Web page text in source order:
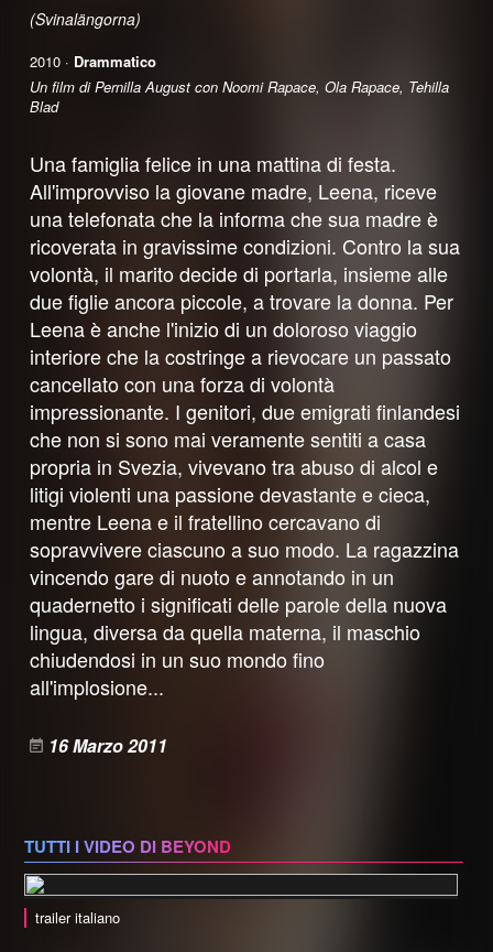
(Svinalängorna)
2010 · Drammatico
Un film di Pernilla August con Noomi Rapace, Ola Rapace, Tehilla
Blad
Una famiglia felice in una mattina di festa.
All'improvviso la giovane madre, Leena, riceve
una telefonata che la informa che sua madre è
ricoverata in gravissime condizioni. Contro la sua
volontà, il marito decide di portarla, insieme alle
due figlie ancora piccole, a trovare la donna. Per
Leena è anche l'inizio di un doloroso viaggio
interiore che la costringe a rievocare un passato
cancellato con una forza di volontà
impressionante. I genitori, due emigrati finlandesi
che non si sono mai veramente sentiti a casa
propria in Svezia, vivevano tra abuso di alcol e
litigi violenti una passione devastante e cieca,
mentre Leena e il fratellino cercavano di
sopravvivere ciascuno a suo modo. La ragazzina
vincendo gare di nuoto e annotando in un
quadernetto i significati delle parole della nuova
lingua, diversa da quella materna, il maschio
chiudendosi in un suo mondo fino
all'implosione...
16 Marzo 2011
TUTTI I VIDEO DI BEYOND
trailer italiano